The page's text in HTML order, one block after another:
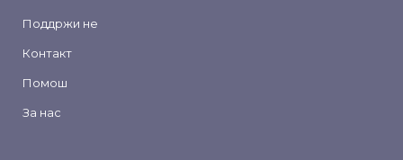
Поддржи не
Контакт
Помош
За нас